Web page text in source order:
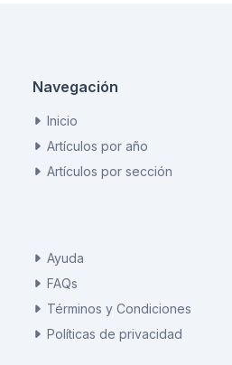
Navegación
Inicio
Artículos por año
Artículos por sección
Ayuda
FAQs
Términos y Condiciones
Políticas de privacidad